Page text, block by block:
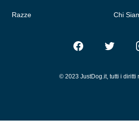
Razze Chi
FacebookTwitter
© 2023 JustDog.it, tutti i diritti